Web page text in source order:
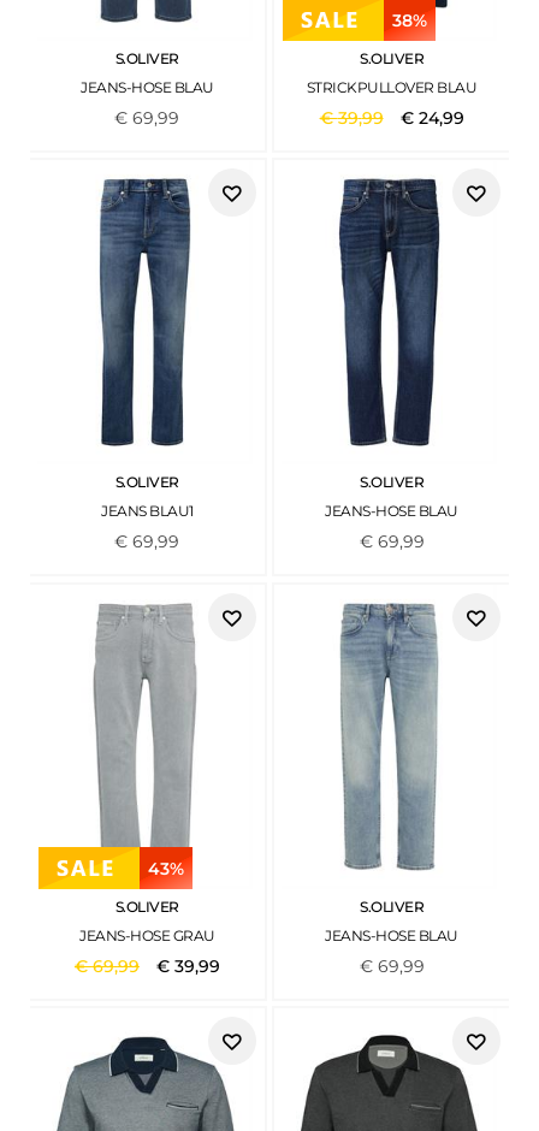
S.OLIVER
JEANS-HOSE BLAU
€69,99
38%
S.OLIVER
STRICKPULLOVER BLAU
€39,99 € 24,99
S.OLIVER
JEANS BLAU1
€69,99
S.OLIVER
JEANS-HOSE BLAU
€ 69,99
43%
S.OLIVER
JEANS-HOSE GRAU
€69,99 € 39,99
S.OLIVER
JEANS-HOSE BLAU
€ 69,99